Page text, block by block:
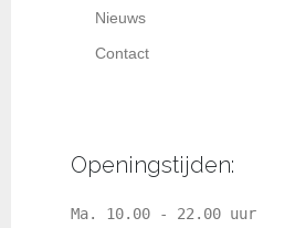
Nieuws
Contact
Openingstijden:
Ma. 10.00 - 22.00 uur